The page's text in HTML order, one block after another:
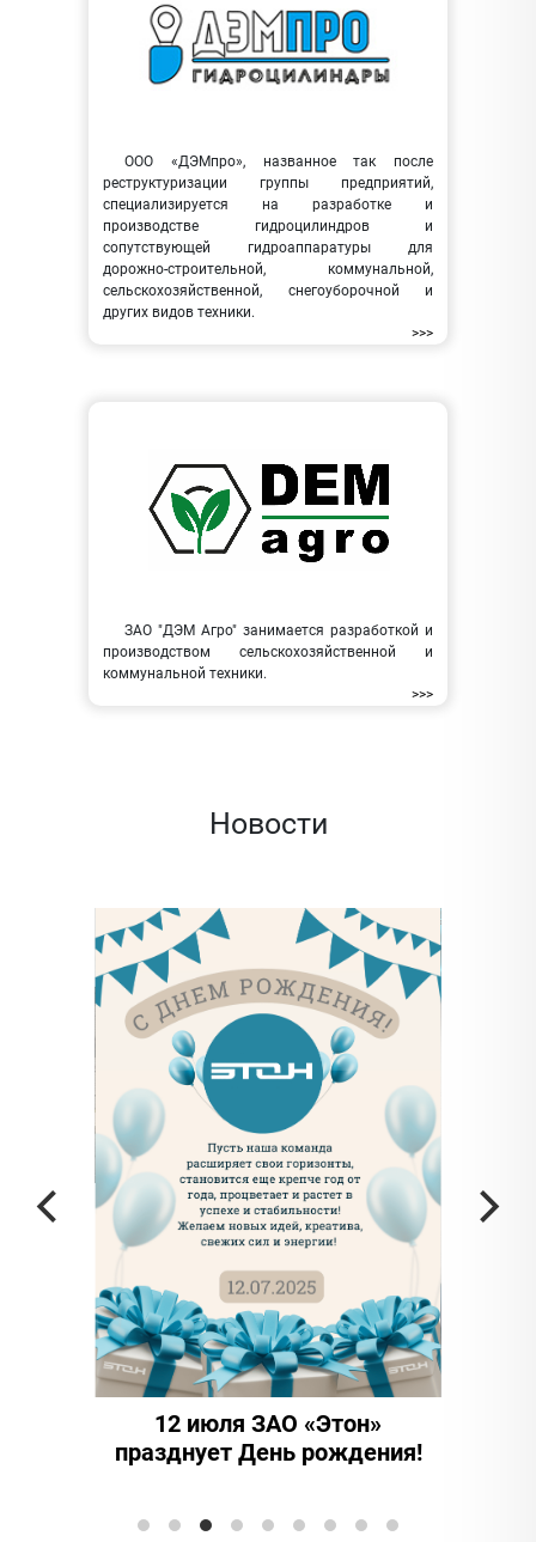
ООО «ДЭМпро», названное так после
реструктуризации группы предприятий,
специализируется на разработке и
производстве гидроцилиндров и
сопутствующей гидроаппаратуры для
дорожно-строительной, коммунальной,
сельскохозяйственной, снегоуборочной и
других видов техники.
>>>
ЗАО "ДЭМ Агро" занимается разработкой и
производством сельскохозяйственной и
коммунальной техники.
>>>
Новости
12 июля ЗАО «Этон»
празднует День рождения!